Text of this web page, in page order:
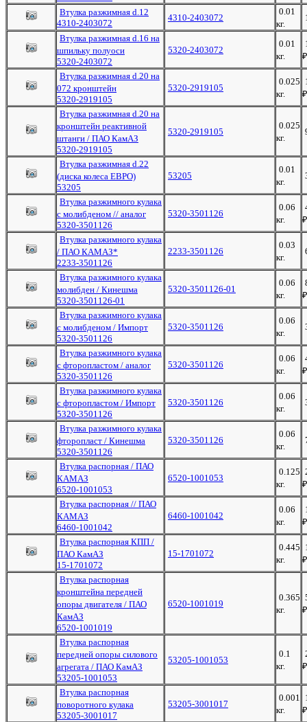
Втулка разжимная d.12
4310-2403072
4310-2403072
0.01
кг.
Втулка разжимная d.16 на
шпильку полуоси
5320-2403072
5320-2403072
0.01
кг.
₽
Втулка разжимная d.20 на
072 кронштейн
5320-2919105
5320-2919105
0.025
кг.
₽
Втулка разжимная d.20 на
кронштейн реактивной
штанги / ПАО КамАЗ
5320-2919105
5320-2919105
0.025
кг.
Втулка разжимная d.22
(диска колеса ЕВРО)
53205
53205
0.01
кг.
Втулка разжимного кулака
с молибденом // аналог
5320-3501126
5320-3501126
0.06
кг.
₽
Втулка разжимного кулака
/ ПАО КАМАЗ*
2233-3501126
2233-3501126
0.03
кг.
Втулка разжимного кулака
молибден / Кинешма
5320-3501126-01
5320-3501126-01
0.06
кг.
₽
Втулка разжимного кулака
с молибденом / Импорт
5320-3501126
5320-3501126
0.06
кг.
Втулка разжимного кулака
с фторопластом / аналог
5320-3501126
5320-3501126
0.06
кг.
₽
Втулка разжимного кулака
с фторопластом / Импорт
5320-3501126
5320-3501126
0.06
кг.
Втулка разжимного кулака
фторопласт / Кинешма
5320-3501126
5320-3501126
0.06
кг.
Втулка распорная / ПАО
КАМАЗ
6520-1001053
6520-1001053
0.125
кг.
₽
Втулка распорная // ПАО
КАМАЗ
6460-1001042
6460-1001042
0.06
кг.
₽
Втулка распорная КПП /
ПАО КамАЗ
15-1701072
15-1701072
0.445
кг.
₽
Втулка распорная
кронштейна передней
опоры двигателя / ПАО
КамАЗ
6520-1001019
6520-1001019
0.365
кг.
₽
Втулка распорная
передней опоры силового
агрегата / ПАО КамАЗ
53205-1001053
53205-1001053
0.1
кг.
₽
Втулка распорная
поворотного кулака
53205-3001017
53205-3001017
0.001
кг.
₽